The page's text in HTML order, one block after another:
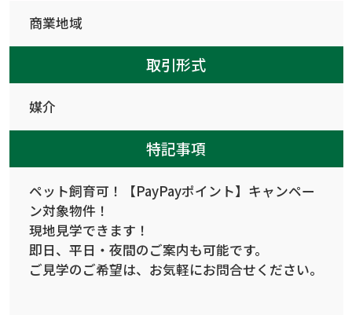
商業地域
取引形式
媒介
特記事項
ペット飼育可！【PayPayポイント】キャンペー
ン対象物件！
現地見学できます！
即日、平日・夜間のご案内も可能です。
ご見学のご希望は、お気軽にお問合せください。